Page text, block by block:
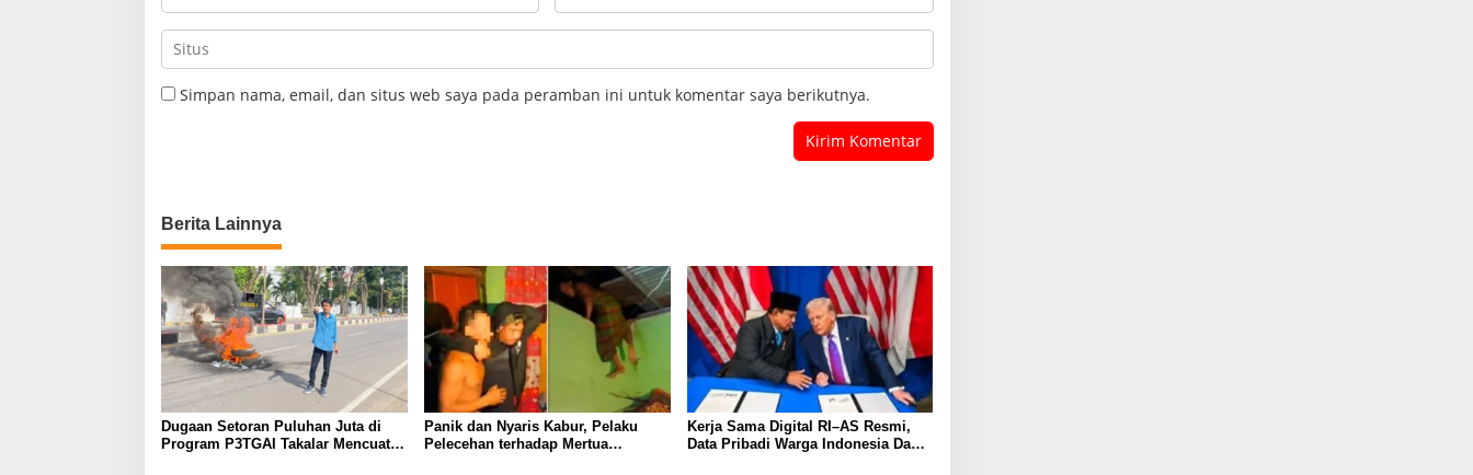
Simpan nama, email, dan situs web saya pada peramban ini untuk komentar saya berikutnya.
Berita Lainnya
Dugaan Setoran Puluhan Juta di
Program P3TGAI Takalar Mencuat,
Panik dan Nyaris Kabur, Pelaku
Pelecehan terhadap Mertua
Kerja Sama Digital RI–AS Resmi,
Data Pribadi Warga Indonesia Dapat